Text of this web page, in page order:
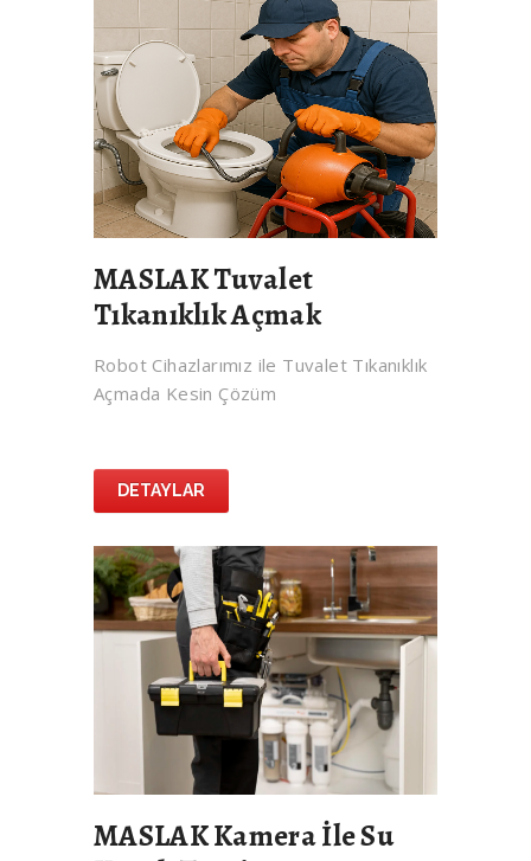
MASLAK Tuvalet
Tıkanıklık Açmak
Robot Cihazlarımız ile Tuvalet Tıkanıklık
Açmada Kesin Çözüm
DETAYLAR
MASLAK Kamera İle Su